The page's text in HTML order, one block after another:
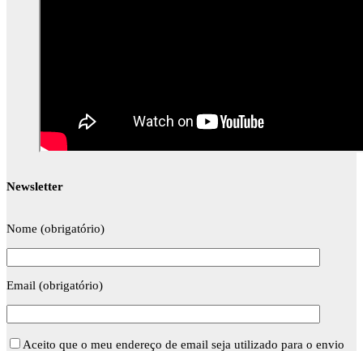
Newsletter
Nome (obrigatório)
Email (obrigatório)
Aceito que o meu endereço de email seja utilizado para o envio